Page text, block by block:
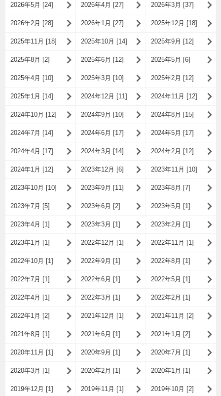
2026年5月 [24] 2026年4月 [27] 2026年3月 [37]
2026年2月 [28] 2026年1月 [27] 2025年12月 [18]
2025年11月 [18] 2025年10月 [14] 2025年9月 [12]
2025年8月 [2] 2025年6月 [12] 2025年5月 [6]
2025年4月 [10] 2025年3月 [10] 2025年2月 [12]
2025年1月 [14] 2024年12月 [11] 2024年11月 [12]
2024年10月 [12] 2024年9月 [10] 2024年8月 [15]
2024年7月 [14] 2024年6月 [17] 2024年5月 [17]
2024年4月 [17] 2024年3月 [14] 2024年2月 [12]
2024年1月 [12] 2023年12月 [6] 2023年11月 [10]
2023年10月 [10] 2023年9月 [11] 2023年8月 [7]
2023年7月 [5] 2023年6月 [2] 2023年5月 [1]
2023年4月 [1] 2023年3月 [1] 2023年2月 [1]
2023年1月 [1] 2022年12月 [1] 2022年11月 [1]
2022年10月 [1] 2022年9月 [1] 2022年8月 [1]
2022年7月 [1] 2022年6月 [1] 2022年5月 [1]
2022年4月 [1] 2022年3月 [1] 2022年2月 [1]
2022年1月 [2] 2021年12月 [1] 2021年11月 [2]
2021年8月 [1] 2021年6月 [1] 2021年1月 [2]
2020年11月 [1] 2020年9月 [1] 2020年7月 [1]
2020年3月 [1] 2020年2月 [1] 2020年1月 [1]
2019年12月 [1] 2019年11月 [1] 2019年10月 [2]